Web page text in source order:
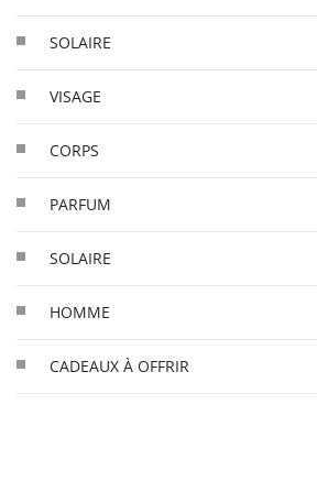
SOLAIRE
VISAGE
CORPS
PARFUM
SOLAIRE
HOMME
CADEAUX À OFFRIR